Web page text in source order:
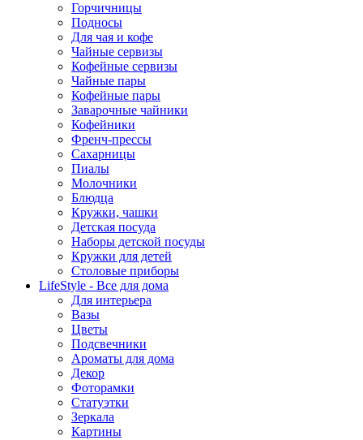
Горчичницы
Подносы
Для чая и кофе
Чайные сервизы
Кофейные сервизы
Чайные пары
Кофейные пары
Заварочные чайники
Кофейники
Френч-прессы
Сахарницы
Пиалы
Молочники
Блюдца
Кружки, чашки
Детская посуда
Наборы детской посуды
Кружки для детей
Столовые приборы
LifeStyle - Все для дома
Для интерьера
Вазы
Цветы
Подсвечники
Ароматы для дома
Декор
Фоторамки
Статуэтки
Зеркала
Картины